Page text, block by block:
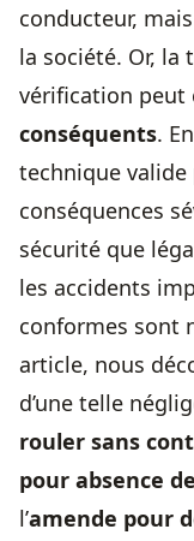
conducteur,
la société. Or,
vérification peut
conséquents.
technique valide
conséquences
sécurité que
les accidents
conformes sont
article, nous
d’une telle
rouler sans
pour absence de
l’amende pour